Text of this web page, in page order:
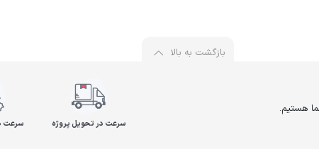
بازگشت به بالا
سرعت در تحویل پروژه سرعت